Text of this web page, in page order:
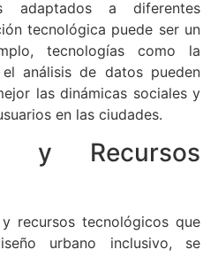
adaptados a diferentes
tecnológica puede ser un
tecnologías como la
análisis de datos pueden
las dinámicas sociales y
en las ciudades.
y Recursos
recursos tecnológicos que
urbano inclusivo, se